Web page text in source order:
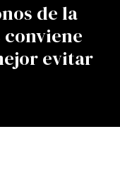
de la
evitar